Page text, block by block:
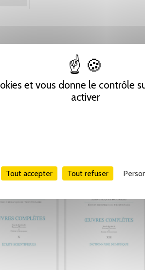
et vous donne le contrôle
activer
Tout accepter Tout refuser